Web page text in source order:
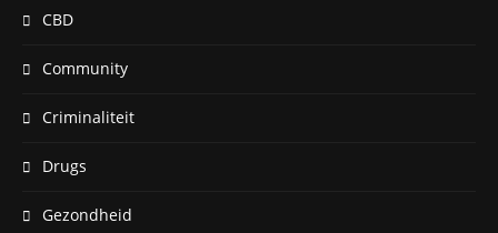
CBD
Community
Criminaliteit
Drugs
Gezondheid